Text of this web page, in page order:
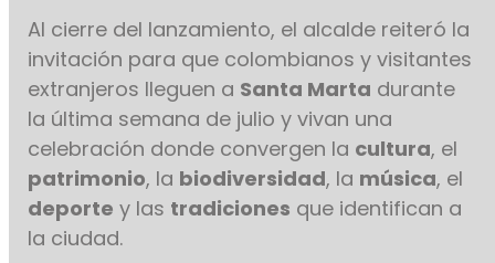
Al cierre del lanzamiento, el alcalde reiteró la
invitación para que colombianos y visitantes
extranjeros lleguen a Santa Marta durante
la última semana de julio y vivan una
celebración donde convergen la cultura, el
patrimonio, la biodiversidad, la música, el
deporte y las tradiciones que identifican a
la ciudad.